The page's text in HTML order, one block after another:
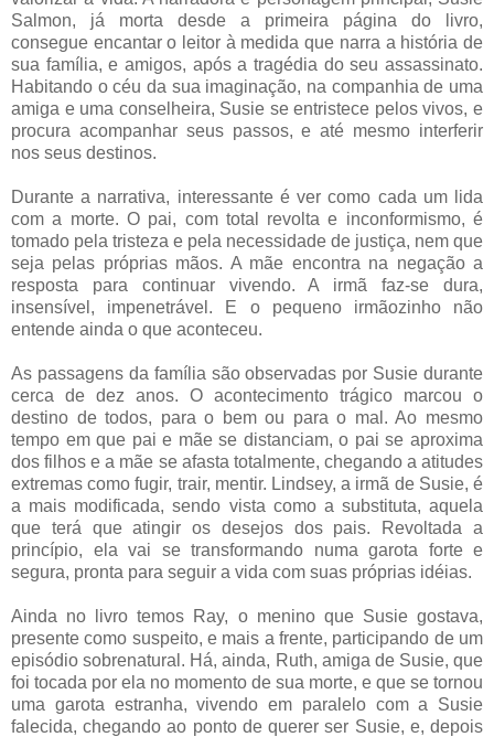
Salmon, já morta desde a primeira página do livro,
consegue encantar o leitor à medida que narra a história de
sua família, e amigos, após a tragédia do seu assassinato.
Habitando o céu da sua imaginação, na companhia de uma
amiga e uma conselheira, Susie se entristece pelos vivos, e
procura acompanhar seus passos, e até mesmo interferir
nos seus destinos.
Durante a narrativa, interessante é ver como cada um lida
com a morte. O pai, com total revolta e inconformismo, é
tomado pela tristeza e pela necessidade de justiça, nem que
seja pelas próprias mãos. A mãe encontra na negação a
resposta para continuar vivendo. A irmã faz-se dura,
insensível, impenetrável. E o pequeno irmãozinho não
entende ainda o que aconteceu.
As passagens da família são observadas por Susie durante
cerca de dez anos. O acontecimento trágico marcou o
destino de todos, para o bem ou para o mal. Ao mesmo
tempo em que pai e mãe se distanciam, o pai se aproxima
dos filhos e a mãe se afasta totalmente, chegando a atitudes
extremas como fugir, trair, mentir. Lindsey, a irmã de Susie, é
a mais modificada, sendo vista como a substituta, aquela
que terá que atingir os desejos dos pais. Revoltada a
princípio, ela vai se transformando numa garota forte e
segura, pronta para seguir a vida com suas próprias idéias.
Ainda no livro temos Ray, o menino que Susie gostava,
presente como suspeito, e mais a frente, participando de um
episódio sobrenatural. Há, ainda, Ruth, amiga de Susie, que
foi tocada por ela no momento de sua morte, e que se tornou
uma garota estranha, vivendo em paralelo com a Susie
falecida, chegando ao ponto de querer ser Susie, e, depois